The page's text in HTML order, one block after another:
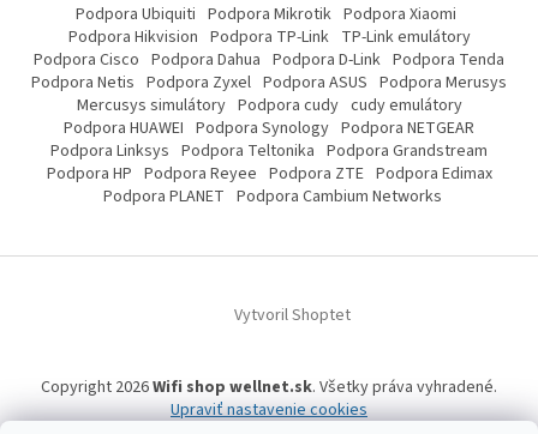
Podpora Ubiquiti Podpora Mikrotik Podpora Xiaomi
Podpora Hikvision Podpora TP-Link TP-Link emulátory
Podpora Cisco Podpora Dahua Podpora D-Link Podpora Tenda
Podpora Netis Podpora Zyxel Podpora ASUS Podpora Merusys
Mercusys simulátory Podpora cudy cudy emulátory
Podpora HUAWEI Podpora Synology Podpora NETGEAR
Podpora Linksys Podpora Teltonika Podpora Grandstream
Podpora HP Podpora Reyee Podpora ZTE Podpora Edimax
Podpora PLANET Podpora Cambium Networks
Vytvoril Shoptet
Copyright 2026Wifi shop wellnet.sk. Všetky práva vyhradené.
Upraviť nastavenie cookies